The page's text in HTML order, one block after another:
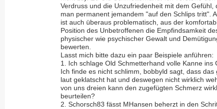
Verdruss und die Unzufriedenheit mit dem Gefühl,
man permanent jemandem "auf den Schlips tritt".
ist auch überaus problematisch, aus der
Position des Unbetroffenen die Empfindsamkeit
physischer wie psychischer Gewalt und
bewerten.
Lasst mich bitte dazu ein paar Beispiele anführen:
1. Ich schlage Old Schmetterhand volle Kanne ins
Ich finde es nicht schlimm, bobbyld sagt, dass das
laut geklatscht hat und deswegen nicht wirklich
von uns dreien kann den zugefügten Schmerz
beurteilen?
2. Schorsch83 fässt MHansen beherzt in den